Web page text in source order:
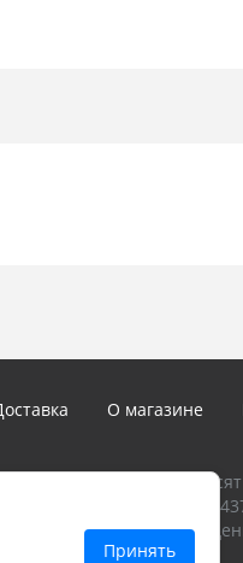
О магазине
в каталоге,
положениями Статьи
время без
246-90-22
Принять